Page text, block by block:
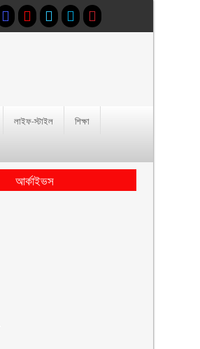
লাইফ-স্টাইল
শিক্ষা
আর্কাইভস